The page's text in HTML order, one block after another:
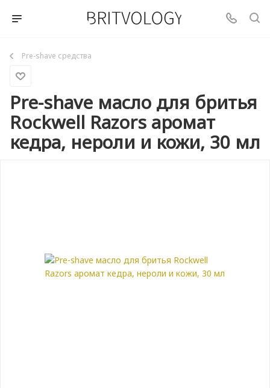
Pre-shave средства
Pre-shave масло для бритья
Rockwell Razors аромат
кедра, нероли и кожи, 30 мл